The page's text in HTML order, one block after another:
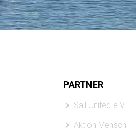
PARTNER
Sail United e.V.
Aktion Mensch